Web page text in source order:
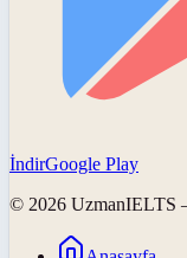
İndirGoogle Play
© 2026 UzmanIELTS